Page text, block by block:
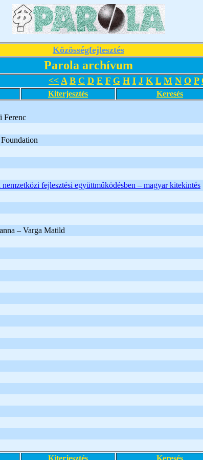
Közösségfejlesztés
Parola archívum
<< A B C D E F G H I J K L M N O P
Kiterjesztés Keresés
Ferenc
fejlesztési együttműködésben – magyar kitekintés
– Varga Matild
Kiterjesztés Keresés